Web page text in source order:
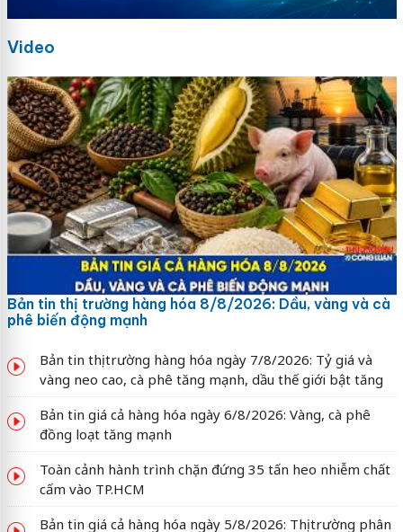
Video
Bản tin thị trường hàng hóa 8/8/2026: Dầu, vàng và cà
phê biến động mạnh
Bản tin thị trường hàng hóa ngày 7/8/2026: Tỷ giá và
vàng neo cao, cà phê tăng mạnh, dầu thế giới bật tăng
Bản tin giá cả hàng hóa ngày 6/8/2026: Vàng, cà phê
đồng loạt tăng mạnh
Toàn cảnh hành trình chặn đứng 35 tấn heo nhiễm chất
cấm vào TP.HCM
Bản tin giá cả hàng hóa ngày 5/8/2026: Thị trường phân